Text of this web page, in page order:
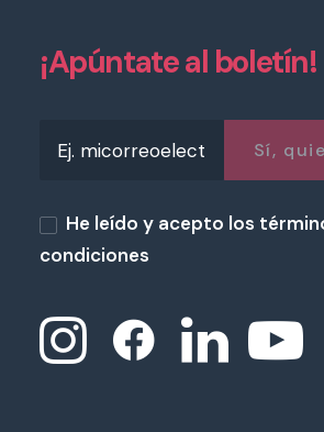
¡Apúntate al boletín!
He leído y acepto los
condiciones